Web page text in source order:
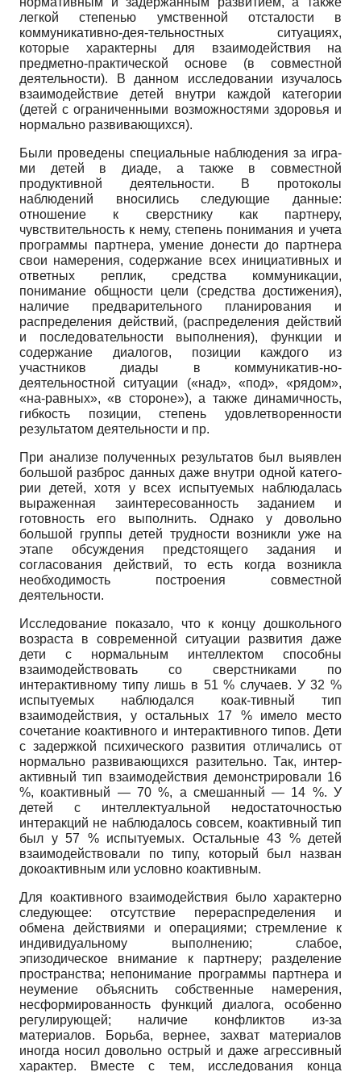
легкой сте­пенью умственной отсталости в
коммуникативно-дея-тельностных ситуациях,
которые характерны для вза­имодействия на
предметно-практической основе (в совместной
деятельности). В данном исследовании изучалось
взаимодействие детей внутри каждой кате­гории
(детей с ограниченными возможностями здоро­вья и
нормально развивающихся).
Были проведены специальные наблюдения за игра­
ми детей в диаде, а также в совместной
продуктивной деятельности. В протоколы
наблюдений вносились следующие данные:
отношение к сверстнику как парт­неру,
чувствительность к нему, степень понимания и учета
программы партнера, умение донести до партне­ра
свои намерения, содержание всех инициативных и
ответных реплик, средства коммуникации,
понимание общности цели (средства достижения),
наличие пред­варительного планирования и
распределения дейст­вий, (распределения действий
и последовательнос­ти выполнения), функции и
содержание диалогов, по­зиции каждого из
участников диады в коммуникатив-но-
деятельностной ситуации («над», «под», «рядом»,
«на-равных», «в стороне»), а также динамичность,
гиб­кость позиции, степень удовлетворенности
результа­том деятельности и пр.
При анализе полученных результатов был выявлен
большой разброс данных даже внутри одной катего­
рии детей, хотя у всех испытуемых наблюдалась
выра­женная заинтересованность заданием и
готовность его выполнить. Однако у довольно
большой группы детей трудности возникли уже на
этапе обсуждения пред­стоящего задания и
согласования действий, то есть когда возникла
необходимость построения совмест­ной
деятельности.
Исследование показало, что к концу дошкольного
возраста в современной ситуации развития даже
дети с нормальным интеллектом способны
взаимодейство­вать со сверстниками по
интерактивному типу лишь в 51 % случаев. У 32 %
испытуемых наблюдался коак-тивный тип
взаимодействия, у остальных 17 % имело место
сочетание коактивного и интерактивного типов. Дети
с задержкой психического развития отличались от
нормально развивающихся разительно. Так, интер­
активный тип взаимодействия демонстрировали 16
%, коактивный — 70 %, а смешанный — 14 %. У
детей с интеллектуальной недостаточностью
интеракций не наблюдалось совсем, коактивный тип
был у 57 % ис­пытуемых. Остальные 43 % детей
взаимодействовали по типу, который был назван
докоактивным или ус­ловно коактивным.
Для коактивного взаимодействия было характерно
следующее: отсутствие перераспределения и
обмена действиями и операциями; стремление к
индивиду­альному выполнению; слабое,
эпизодическое внима­ние к партнеру; разделение
пространства; непонима­ние программы партнера и
неумение объяснить собст­венные намерения,
несформированность функций ди­алога, особенно
регулирующей; наличие конфликтов из-за
материалов. Борьба, вернее, захват материалов
иногда носил довольно острый и даже агрессивный
ха­рактер. Вместе с тем, исследования конца